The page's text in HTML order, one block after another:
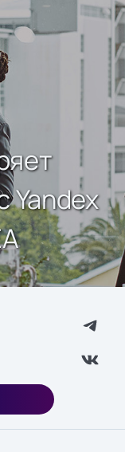
Yandex